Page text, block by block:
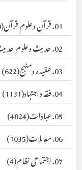
01. قرآن وعلوم قرآن
(1320)
02. حدیث وعلوم حدیث
03. عقیدہ ومنہج
(622)
04. فقہ واجتہاد
(1131)
05. عبادات
(4024)
06. معاملات
(1035)
07. اجتماعی نظام
(4)